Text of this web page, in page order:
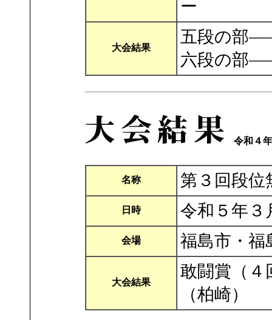
ー
大会結果
五段の部
六段の部
令和４
名称 第３回段位
日時 令和５年３
会場 福島市・福
大会結果
敢闘賞（
（柏崎）